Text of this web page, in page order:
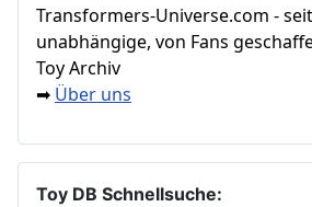
Transformers‑Universe.com -
unabhängige, von Fans
Toy Archiv
➡ Über uns
Toy DB Schnellsuche: